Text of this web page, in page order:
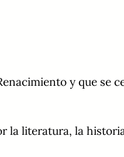
y que se
la literatura, la